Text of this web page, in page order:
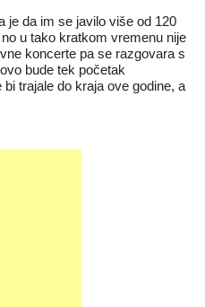
je da im se javilo više od 120
u tako kratkom vremenu nije
koncerte pa se razgovara s
bude tek početak
trajale do kraja ove godine, a